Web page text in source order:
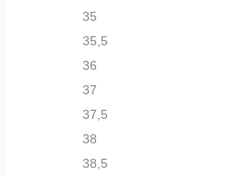
35
35,5
36
37
37,5
38
38,5